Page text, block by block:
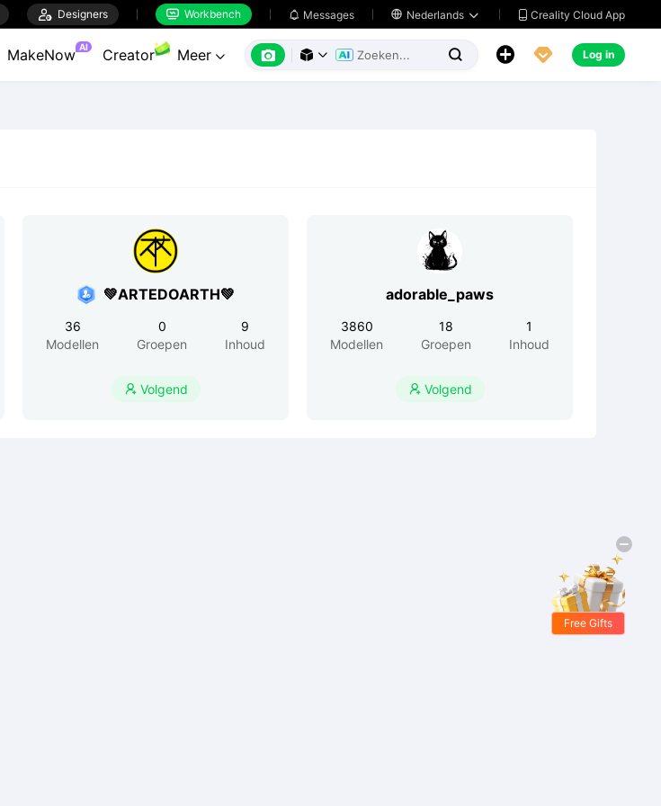
 Designers  Workbench  Messages  Nederlands   Creality Cloud App
MakeNow AI Creator Meer        Log in
💚ARTEDOARTH💚
36
Modellen
0
Groepen
9
Inhoud
 Volgend
adorable_paws
3860
Modellen
18
Groepen
1
Inhoud
 Volgend
Free Gifts